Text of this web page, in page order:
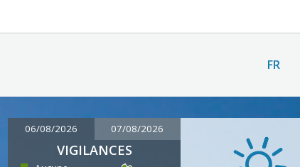
FR
06/08/2026 07/08/2026
VIGILANCES